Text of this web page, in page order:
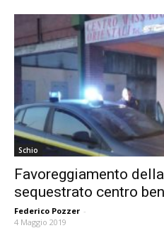
Schio
Favoreggiamento
sequestrato centro
Federico Pozzer -
4 Maggio 2019